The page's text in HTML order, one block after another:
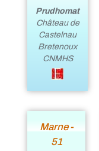
Prudhomat
Château de
Castelnau
Bretenoux
CNMHS
Marne -
51